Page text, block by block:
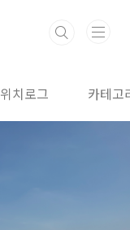
위치로그 카테고